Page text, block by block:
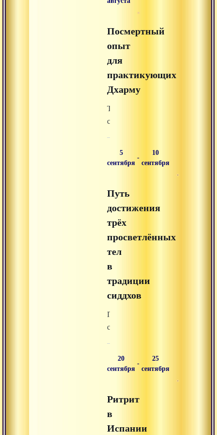
Гири,
который
пройдёт
с
6
19
сентября
в
«Авадхута
сиддха
планируем
с
26
августа
(8
для
получения
благословения
Даттатреи,
Рамана
Посмертный
опыт
для
практикующих
Дхарму
Темы
существования
перерождения,
подготовки
к
смерти
при
душам,
оставившим
тело.
5
сентября
-
10
сентября
Путь
достижения
трёх
просветлённых
тел
в
традиции
сиддхов
Практический
семинар
инициации
в
Индии
20
сентября
-
25
сентября
Ритрит
в
Испании